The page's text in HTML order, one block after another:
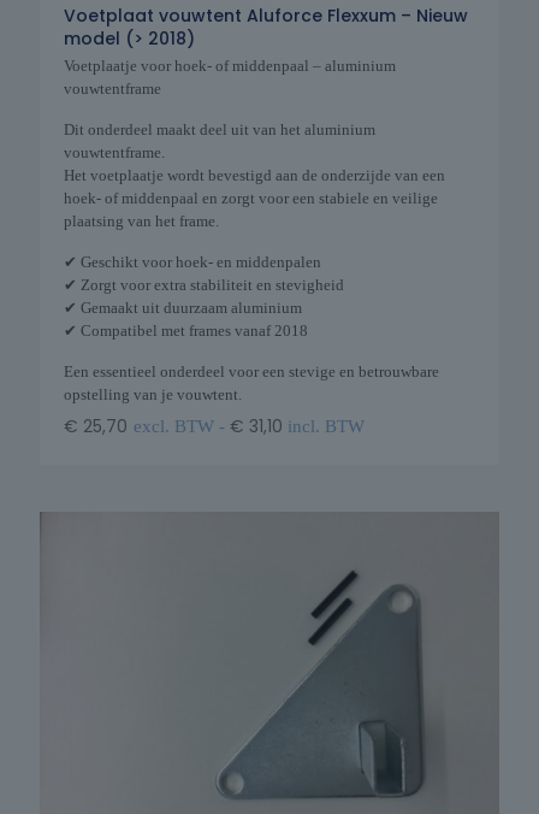
Voetplaat vouwtent Aluforce Flexxum – Nieuw
model (> 2018)
Voetplaatje voor hoek- of middenpaal – aluminium
vouwtentframe
Dit onderdeel maakt deel uit van het aluminium
vouwtentframe.
Het voetplaatje wordt bevestigd aan de onderzijde van een
hoek- of middenpaal en zorgt voor een stabiele en veilige
plaatsing van het frame.
✔ Geschikt voor hoek- en middenpalen
✔ Zorgt voor extra stabiliteit en stevigheid
✔ Gemaakt uit duurzaam aluminium
✔ Compatibel met frames vanaf 2018
Een essentieel onderdeel voor een stevige en betrouwbare
opstelling van je vouwtent.
€ 25,70 excl. BTW - € 31,10 incl. BTW